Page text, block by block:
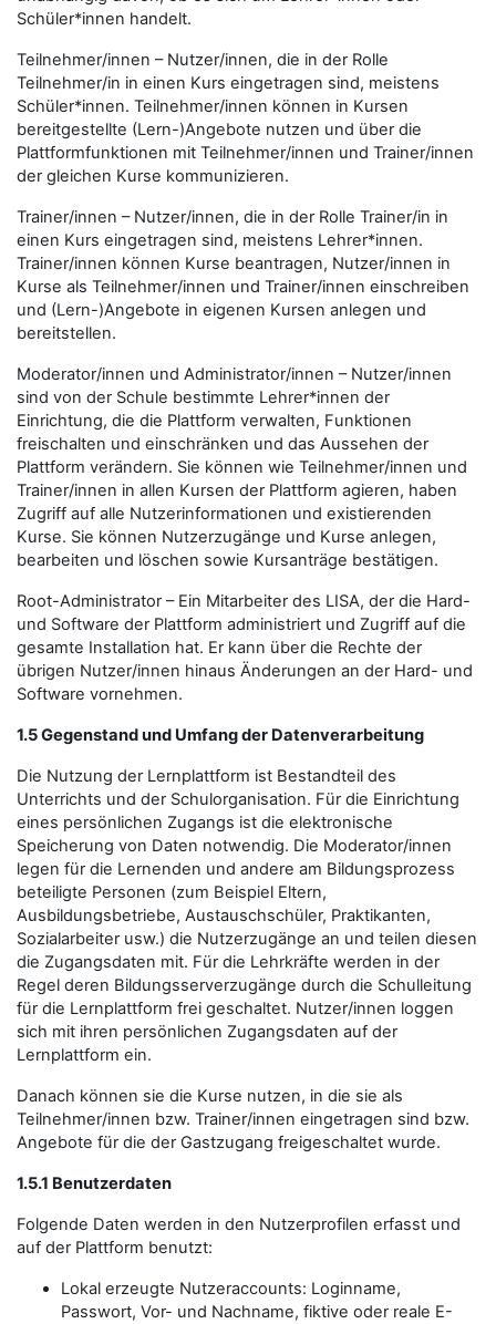
Schüler*innen handelt.
Teilnehmer/innen – Nutzer/innen, die in der Rolle
Teilnehmer/in in einen Kurs eingetragen sind, meistens
Schüler*innen. Teilnehmer/innen können in Kursen
bereitgestellte (Lern-)Angebote nutzen und über die
Plattformfunktionen mit Teilnehmer/innen und Trainer/innen
der gleichen Kurse kommunizieren.
Trainer/innen – Nutzer/innen, die in der Rolle Trainer/in in
einen Kurs eingetragen sind, meistens Lehrer*innen.
Trainer/innen können Kurse beantragen, Nutzer/innen in
Kurse als Teilnehmer/innen und Trainer/innen einschreiben
und (Lern-)Angebote in eigenen Kursen anlegen und
bereitstellen.
Moderator/innen und Administrator/innen – Nutzer/innen
sind von der Schule bestimmte Lehrer*innen der
Einrichtung, die die Plattform verwalten, Funktionen
freischalten und einschränken und das Aussehen der
Plattform verändern. Sie können wie Teilnehmer/innen und
Trainer/innen in allen Kursen der Plattform agieren, haben
Zugriff auf alle Nutzerinformationen und existierenden
Kurse. Sie können Nutzerzugänge und Kurse anlegen,
bearbeiten und löschen sowie Kursanträge bestätigen.
Root-Administrator – Ein Mitarbeiter des LISA, der die Hard-
und Software der Plattform administriert und Zugriff auf die
gesamte Installation hat. Er kann über die Rechte der
übrigen Nutzer/innen hinaus Änderungen an der Hard- und
Software vornehmen.
1.5 Gegenstand und Umfang der Datenverarbeitung
Die Nutzung der Lernplattform ist Bestandteil des
Unterrichts und der Schulorganisation. Für die Einrichtung
eines persönlichen Zugangs ist die elektronische
Speicherung von Daten notwendig. Die Moderator/innen
legen für die Lernenden und andere am Bildungsprozess
beteiligte Personen (zum Beispiel Eltern,
Ausbildungsbetriebe, Austauschschüler, Praktikanten,
Sozialarbeiter usw.) die Nutzerzugänge an und teilen diesen
die Zugangsdaten mit. Für die Lehrkräfte werden in der
Regel deren Bildungsserverzugänge durch die Schulleitung
für die Lernplattform frei geschaltet. Nutzer/innen loggen
sich mit ihren persönlichen Zugangsdaten auf der
Lernplattform ein.
Danach können sie die Kurse nutzen, in die sie als
Teilnehmer/innen bzw. Trainer/innen eingetragen sind bzw.
Angebote für die der Gastzugang freigeschaltet wurde.
1.5.1 Benutzerdaten
Folgende Daten werden in den Nutzerprofilen erfasst und
auf der Plattform benutzt:
Lokal erzeugte Nutzeraccounts: Loginname,
Passwort, Vor- und Nachname, fiktive oder reale E-